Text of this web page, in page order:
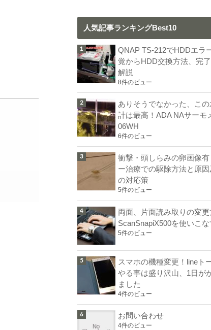
人気記事ランキングBest10
QNAP TS-212でHDDエラ
覚からHDD交換方法、完
解説
8件のビュー
ありそうでなかった、こ
計は最高！ADA NAサーモ
06WH
6件のビュー
衝撃・頭しらみの卵画像
ー治療での駆除方法と原
の対応策
5件のビュー
両面、片面読み取りの変
ScanSnapiX500を使いこな
5件のビュー
スマホの機種変更！lineト
やる事は盛り沢山、1日が
ました
4件のビュー
お問い合わせ
4件のビュー